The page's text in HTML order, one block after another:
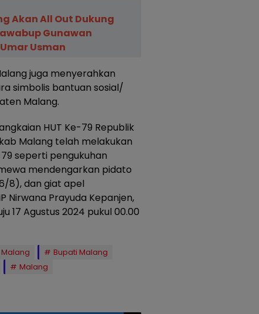
Akan All Out Dukung
Gunawan
Usman
juga menyerahkan
simbolis bantuan sosial/
Malang.
HUT Ke-79 Republik
Malang telah melakukan
seperti pengukuhan
mendengarkan pidato
8), dan giat apel
Nirwana Prayuda Kepanjen,
17 Agustus 2024 pukul 00.00
Bupati Malang
Malang